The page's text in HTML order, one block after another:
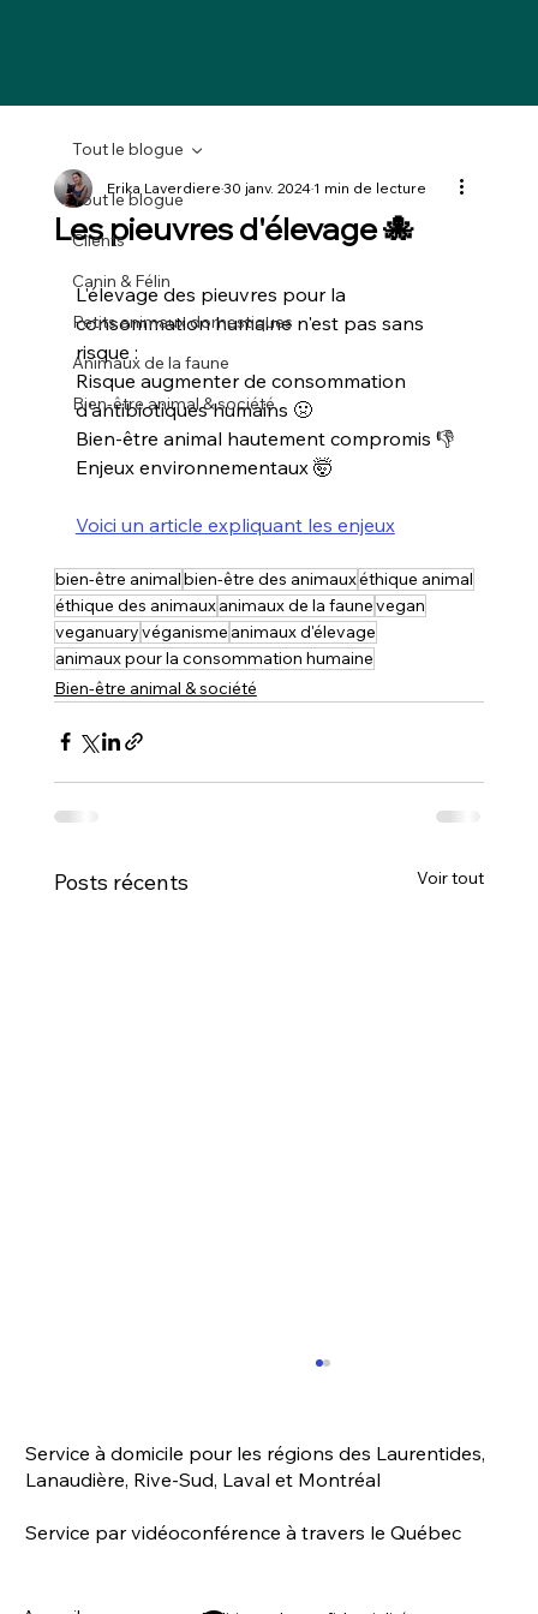
Tout le blogue
Clients
Canin & Félin
Petits animaux domestiques
Animaux de la faune
Bien-être animal & société
Tout le blogue
Les pieuvres d'élevage 🐙
Erika Laverdiere30 janv. 20241 min de lecture
L'élevage des pieuvres pour la
consommation humaine n'est pas sans
risque :
Risque augmenter de consommation
d'antibiotiques humains 🤢
Bien-être animal hautement compromis 👎
Enjeux environnementaux 🤯
Voici un article expliquant les enjeux
bien-être animalbien-être des animauxéthique animal
éthique des animauxanimaux de la faunevegan
veganuaryvéganisme animaux d'élevage
animaux pour la consommation humaine
Bien-être animal & société
Posts récents Voir tout
«C'est inconcevable que l'on fasse porter sur
le dos d'OBNL aux moyens limités la
animaux,...
Service à domicile pour les régions des Laurentides,
Lanaudière, Rive-Sud, Laval et Montréal
Service par vidéoconférence à travers le Québec